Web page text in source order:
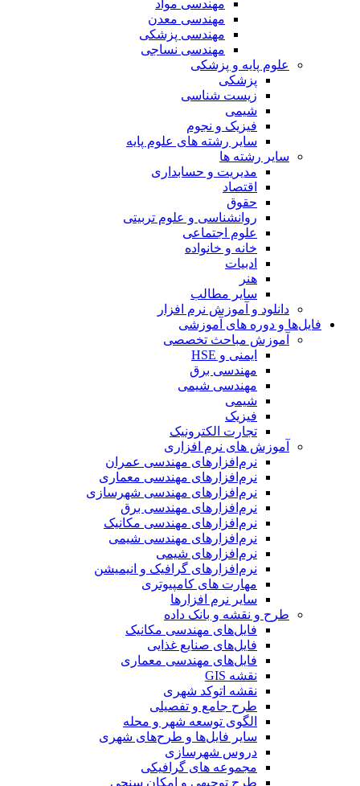
مهندسی مواد
مهندسی معدن
مهندسی پزشکی
مهندسی نساجی
علوم پایه و پزشکی
پزشکی
زیست شناسی
شیمی
فیزیک و نجوم
سایر رشته های علوم پایه
سایر رشته ها
مدیریت و حسابداری
اقتصاد
حقوق
روانشناسی و علوم تربیتی
علوم اجتماعی
خانه و خانواده
ادبیات
هنر
سایر مطالب
دانلود و آموزش نرم افزار
فایل‌ها و دوره های آموزشی
آموزش مباحث تخصصی
ایمنی و HSE
مهندسی برق
مهندسی شیمی
شیمی
فیزیک
تجارت الکترونیک
آموزش های نرم افزاری
نرم‌افزارهای مهندسی عمران
نرم‌افزارهای مهندسی معماری
نرم‌افزارهای مهندسی شهرسازی
نرم‌افزارهای مهندسی برق
نرم‌افزارهای مهندسی مکانیک
نرم‌افزارهای مهندسی شیمی
نرم‌افزارهای شیمی
نرم‌افزارهای گرافیک و انیمیشن
مهارت های کامپیوتری
سایر نرم افزارها
طرح و نقشه و بانک داده
فایل‌های مهندسی مکانیک
فایل‌های صنایع غذایی
فایل‌های مهندسی معماری
نقشه GIS
نقشه اتوکد شهری
طرح جامع و تفصیلی
الگوی توسعه شهر و محله
سایر فایل‌ها و طرح‌های شهری
دروس شهرسازی
مجموعه های گرافیکی
طرح توجیهی و امکان سنجی